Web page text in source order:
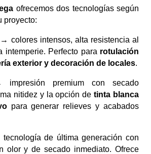
ofrecemos dos tecnologías según
proyecto:
→ colores intensos, alta resistencia al
intemperie. Perfecto para rotulación
exterior y decoración de locales.
premium con secado
nitidez y la opción detinta blanca
para generar relieves y acabados
de última generación con
olor y de secado inmediato. Ofrece